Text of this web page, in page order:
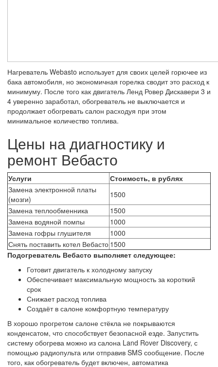
Нагреватель Webasto использует для своих целей горючее из
бака автомобиля, но экономичная горелка сводит это расход к
минимуму. После того как двигатель Ленд Ровер Дискавери 3 и
4 уверенно заработал, обогреватель не выключается и
продолжает обогревать салон расходуя при этом
минимальное количество топлива.
Цены на диагностику и
ремонт Вебасто
Услуги
Стоимость, в рублях
Замена электронной платы
(мозги)
1500
Замена теплообменника
1500
Замена водяной помпы
1000
Замена гофры глушителя
1000
Снять поставить котел Вебасто 1500
Подогреватель Вебасто выполняет следующее:
Готовит двигатель к холодному запуску
Обеспечивает максимальную мощность за короткий
срок
Снижает расход топлива
Создаёт в салоне комфортную температуру
В хорошо прогретом салоне стёкла не покрываются
конденсатом, что способствует безопасной езде. Запустить
систему обогрева можно из салона Land Rover Discovery, с
помощью радиопульта или отправив SMS сообщение. После
того, как обогреватель будет включен, автоматика